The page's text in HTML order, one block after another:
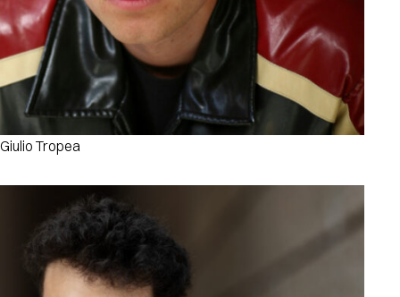
Giulio Tropea